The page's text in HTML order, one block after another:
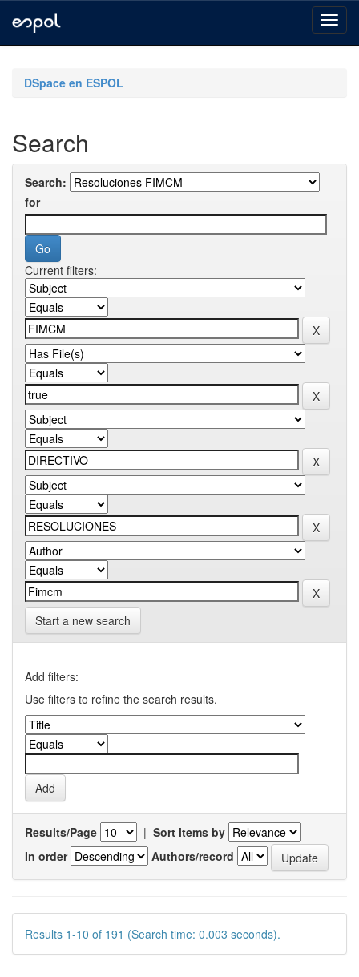
navigationDSpace en ESPOL
Search
Search:
for
Current filters:
Start a new search
Add filters:
Use filters to refine the search results.
Results/Page | Sort items by
In order
Authors/record
Results 1-10 of 191 (Search time: 0.003 seconds).